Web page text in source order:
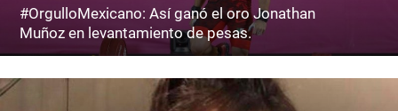
#OrgulloMexicano: Así ganó el oro Jonathan
Muñoz en levantamiento de pesas.